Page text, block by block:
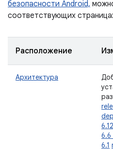
безопасности Android,
соответствующих
Расположение
Архитектура
6.6
6.1